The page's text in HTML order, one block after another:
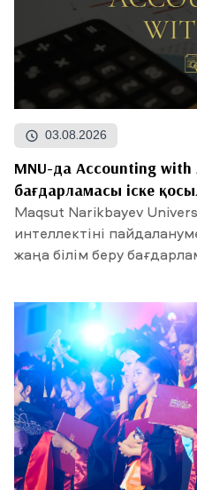
03.08.2026
MNU-да Accounting with
бағдарламасы іске
Maqsut Narikbayev
интеллектіні
жаңа білім беру